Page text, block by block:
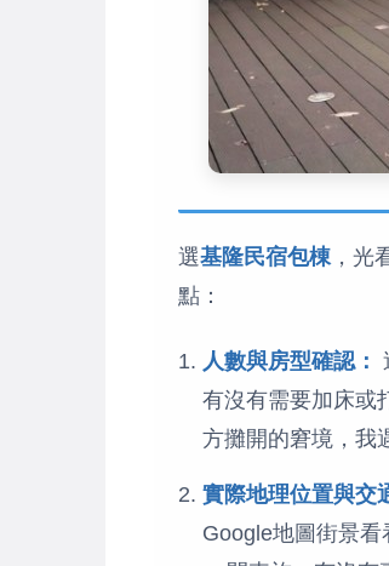
選基隆民宿包棟，光
點：
人數與房型確認：
有沒有需要加床或
方攤開的窘境，我
實際地理位置與交
Google地圖街景看